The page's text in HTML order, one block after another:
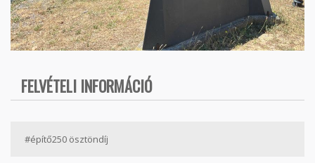
FELVÉTELI INFORMÁCIÓ
#építő250 ösztöndíj